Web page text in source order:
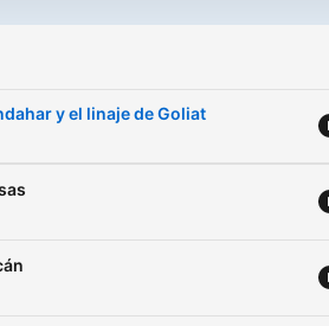
y el linaje de Goliat